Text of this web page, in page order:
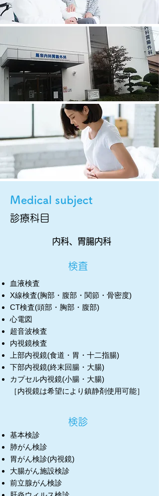
Medical subject
診療科目
内科、胃腸内科
検査
血液検査
X線検査(胸部・腹部・関節・骨密度)
CT検査(頭部・胸部・腹部)
心電図
超音波検査
内視鏡検査
上部内視鏡(食道・胃・十二指腸)
下部内視鏡(終末回腸・大腸)
カプセル内視鏡(小腸・大腸)
［内視鏡は希望により鎮静剤使用可能］
検診
基本検診
肺がん検診
胃がん検診(内視鏡)
大腸がん施設検診
前立腺がん検診